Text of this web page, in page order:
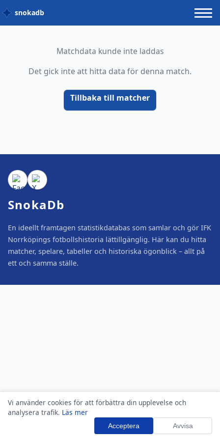
Vi använder cookies för att förbättra din upplevelse och
analysera trafik. Läs mer
Acceptera Avvisa
snokadb
Matchdata kunde inte laddas
Det gick inte att hitta data för denna match.
Tillbaka till matcher
SnokaDb
En ideellt framtagen statistikdatabas som samlar och gör IFK
Norrköpings fotbollshistoria lättillgänglig. Här kan du hitta
matcher, spelare, tabeller och historiska ögonblick – allt på
ett och samma ställe.